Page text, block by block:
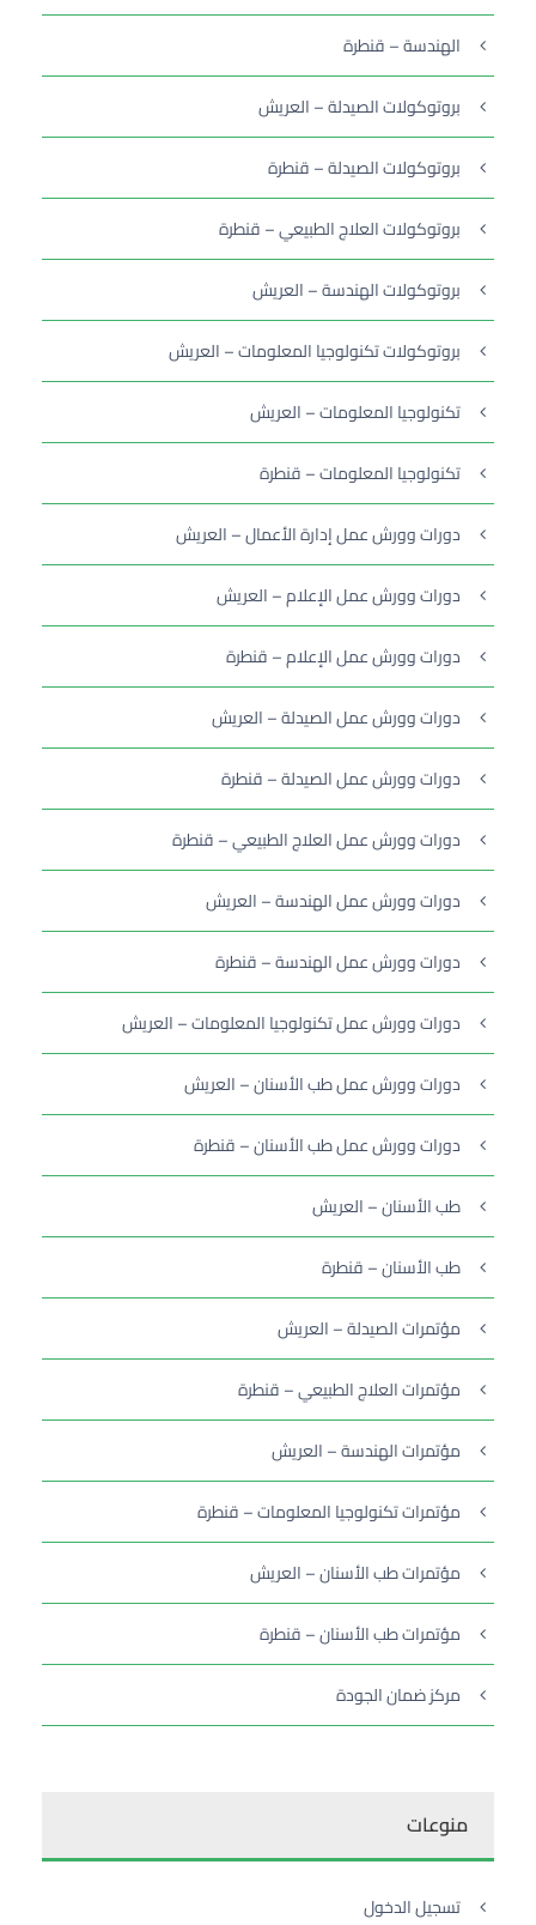
الهندسة – قنطرة
بروتوكولات الصيدلة – العريش
بروتوكولات الصيدلة – قنطرة
بروتوكولات العلاج الطبيعي – قنطرة
بروتوكولات الهندسة – العريش
بروتوكولات تكنولوجيا المعلومات – العريش
تكنولوجيا المعلومات – العريش
تكنولوجيا المعلومات – قنطرة
دورات وورش عمل إدارة الأعمال – العريش
دورات وورش عمل الإعلام – العريش
دورات وورش عمل الإعلام – قنطرة
دورات وورش عمل الصيدلة – العريش
دورات وورش عمل الصيدلة – قنطرة
دورات وورش عمل العلاج الطبيعي – قنطرة
دورات وورش عمل الهندسة – العريش
دورات وورش عمل الهندسة – قنطرة
دورات وورش عمل تكنولوجيا المعلومات – العريش
دورات وورش عمل طب الأسنان – العريش
دورات وورش عمل طب الأسنان – قنطرة
طب الأسنان – العريش
طب الأسنان – قنطرة
مؤتمرات الصيدلة – العريش
مؤتمرات العلاج الطبيعي – قنطرة
مؤتمرات الهندسة – العريش
مؤتمرات تكنولوجيا المعلومات – قنطرة
مؤتمرات طب الأسنان – العريش
مؤتمرات طب الأسنان – قنطرة
مركز ضمان الجودة
منوعات
تسجيل الدخول